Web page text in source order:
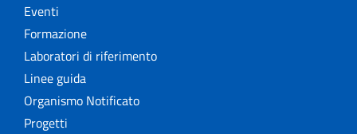
Eventi
Formazione
Laboratori di riferimento
Linee guida
Organismo Notificato
Progetti